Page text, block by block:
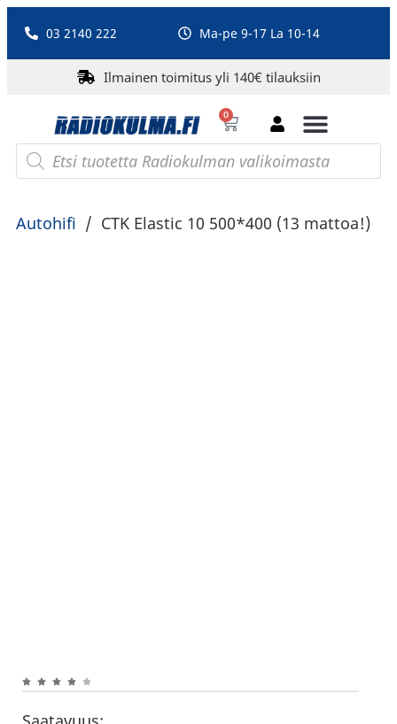
03 2140 222 Ma-pe 9-17 La 10-14
Ilmainen toimitus yli 140€ tilauksiin
0
Autohifi / CTK Elastic 10 500*400 (13 mattoa!)